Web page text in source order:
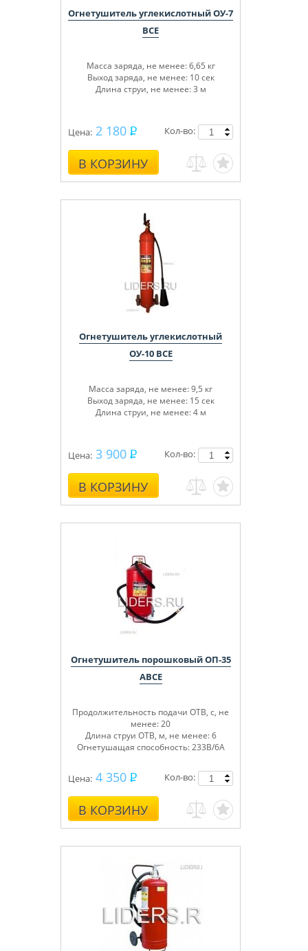
Огнетушитель углекислотный ОУ-7
BCE
Масса заряда, не менее: 6,65 кг
Выход заряда, не менее: 10 сек
Длина струи, не менее: 3 м
Цена: 2 180
В КОРЗИНУ
Кол-во:
Огнетушитель углекислотный
ОУ-10 BCE
Масса заряда, не менее: 9,5 кг
Выход заряда, не менее: 15 сек
Длина струи, не менее: 4 м
Цена: 3 900
В КОРЗИНУ
Кол-во:
Огнетушитель порошковый ОП-35
ABCE
Продолжительность подачи ОТВ, с, не
менее: 20
Длина струи ОТВ, м, не менее: 6
Огнетушащая способность: 233В/6А
Цена: 4 350
В КОРЗИНУ
Кол-во: